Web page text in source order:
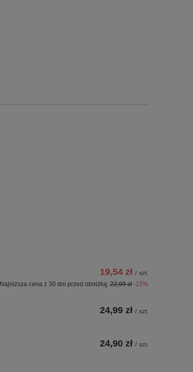
19,54 zł / szt.
Najniższa cena z 30 dni przed obniżką: 22,99 zł -15%
24,99 zł / szt.
24,90 zł / szt.